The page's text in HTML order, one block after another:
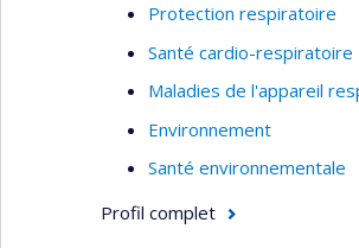
Protection respiratoire
Santé cardio-respiratoire
Maladies de l'appareil
Environnement
Santé environnementale
Profil complet